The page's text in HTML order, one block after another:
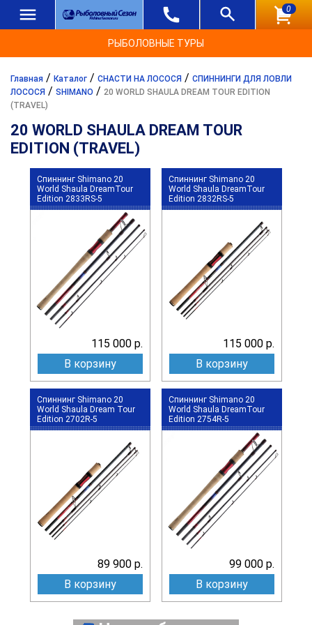
0
РЫБОЛОВНЫЕ ТУРЫ
Главная / Каталог / СНАСТИ НА ЛОСОСЯ / СПИННИНГИ ДЛЯ ЛОВЛИ
ЛОСОСЯ / SHIMANO / 20 WORLD SHAULA DREAM TOUR EDITION
(TRAVEL)
20 WORLD SHAULA DREAM TOUR
EDITION (TRAVEL)
Спиннинг Shimano 20
World Shaula DreamTour
Edition 2833RS-5
115 000 р.
В корзину
Спиннинг Shimano 20
World Shaula DreamTour
Edition 2832RS-5
115 000 р.
В корзину
Спиннинг Shimano 20
World Shaula Dream Tour
Edition 2702R-5
89 900 р.
В корзину
Спиннинг Shimano 20
World Shaula DreamTour
Edition 2754R-5
99 000 р.
В корзину